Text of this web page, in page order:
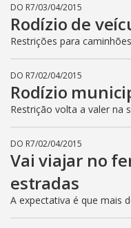
DO R7/03/04/2015
Rodízio de
Restrições para
DO R7/02/04/2015
Rodízio
Restrição volta a valer na
DO R7/02/04/2015
Vai viajar no
estradas
A expectativa é que mais